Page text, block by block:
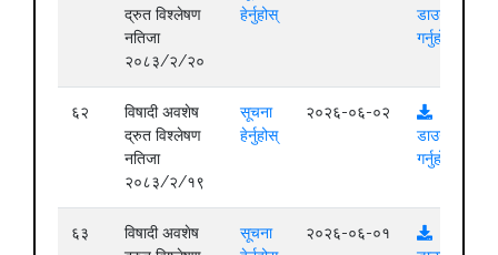
द्रुत विश्लेषण
नतिजा
२०८३/२/२०
हेर्नुहोस्
डाउनलोड
गर्नुहोस्
६२
विषादी अवशेष
द्रुत विश्लेषण
नतिजा
२०८३/२/१९
सूचना
हेर्नुहोस्
२०२६-०६-०२
डाउनलोड
गर्नुहोस्
६३
विषादी अवशेष
सूचना
२०२६-०६-०१